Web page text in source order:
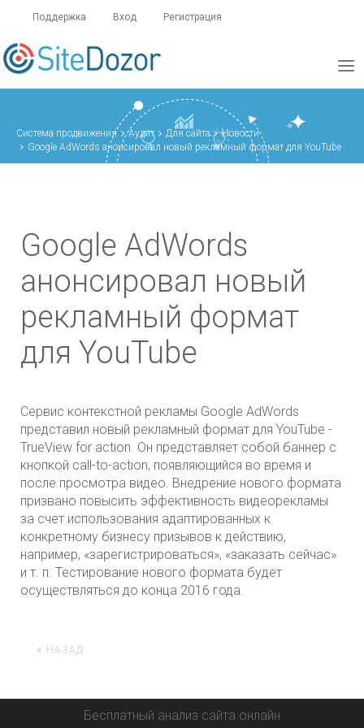
Поддержка Вход Регистрация
Система продвижения Аудит Для сайта
Новости
Google AdWords анонсировал новый рекламный формат для YouTube
Google AdWords
анонсировал новый
рекламный формат
для YouTube
Сервис контекстной рекламы Google AdWords
представил новый рекламный формат для YouTube -
TrueView for action. Он представляет собой баннер с
кнопкой call-to-action, появляющийся во время и
после просмотра видео. Внедрение нового формата
призвано повысить эффективность видеорекламы
за счет использования адаптированных к
конкретному бизнесу призывов к действию,
например, «зарегистрироваться», «заказать сейчас»
и т. п. Тестирование нового формата будет
осуществляться до конца 2016 года.
НАЗАД
Бесплатный анализ сайта онлайн